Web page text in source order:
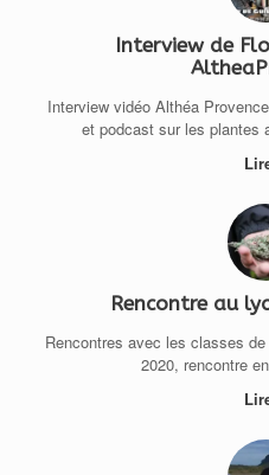
Interview de
Interview vidéo Althéa
et podcast sur les
Rencontre au
Rencontres avec les classes
2020, rencontre